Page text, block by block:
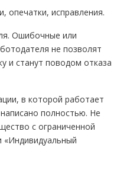
опечатки, исправления.
Ошибочные или
не позволят
и станут поводом отказа
в которой работает
полностью. Не
с ограниченной
«Индивидуальный